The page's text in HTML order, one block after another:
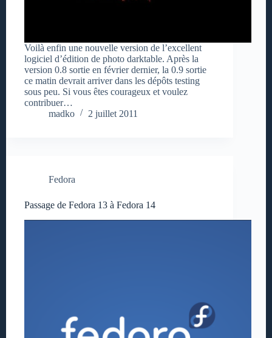
Voilà enfin une nouvelle version de l’excellent
logiciel d’édition de photo darktable. Après la
version 0.8 sortie en février dernier, la 0.9 sortie
ce matin devrait arriver dans les dépôts testing
sous peu. Si vous êtes courageux et voulez
contribuer…
madko
2 juillet 2011
Fedora
Passage de Fedora 13 à Fedora 14